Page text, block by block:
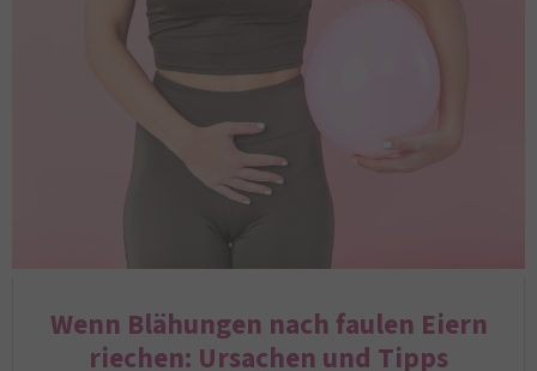
Wenn Blähungen nach faulen Eiern
riechen: Ursachen und Tipps